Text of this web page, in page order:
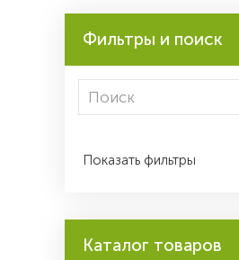
Фильтры и поиск
Показать фильтры
Каталог товаров